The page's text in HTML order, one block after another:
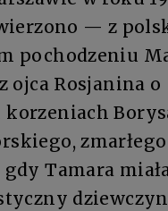
— z
pochodzeniu
ojca Rosjanina o
gdy Tamara